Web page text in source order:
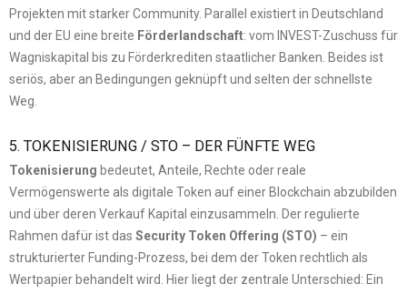
Projekten mit starker Community. Parallel existiert in Deutschland
und der EU eine breite Förderlandschaft: vom INVEST-Zuschuss für
Wagniskapital bis zu Förderkrediten staatlicher Banken. Beides ist
seriös, aber an Bedingungen geknüpft und selten der schnellste
Weg.
5. TOKENISIERUNG / STO – DER FÜNFTE WEG
Tokenisierung bedeutet, Anteile, Rechte oder reale
Vermögenswerte als digitale Token auf einer Blockchain abzubilden
und über deren Verkauf Kapital einzusammeln. Der regulierte
Rahmen dafür ist das Security Token Offering (STO) – ein
strukturierter Funding-Prozess, bei dem der Token rechtlich als
Wertpapier behandelt wird. Hier liegt der zentrale Unterschied: Ein